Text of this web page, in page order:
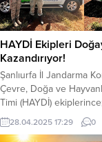
HAYDİ Ekipleri
Kazandırıyor!
Şanlıurfa İl Jandarma
Çevre, Doğa ve
Timi (HAYDİ)
İli, Siverek İlçesi kırsal
edilen devriye ve
28.04.2025 17:29 0